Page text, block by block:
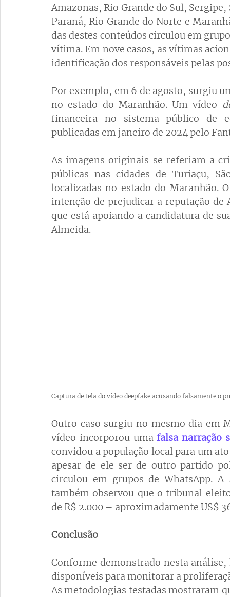
Amazonas, Rio Grande do Sul,
Paraná, Rio Grande do Norte e
das destes conteúdos circulou em
vítima. Em nove casos, as vítimas
identificação dos responsáveis pelas
Por exemplo, em 6 de agosto, surgiu
no estado do Maranhão. Um vídeo
financeira no sistema público de
publicadas em janeiro de 2024 pelo
As imagens originais se referiam a
públicas nas cidades de Turiaçu,
localizadas no estado do Maranhão.
intenção de prejudicar a reputação
que está apoiando a candidatura de
Almeida.
Captura de tela do vídeo deepfake acusando falsamente o
Outro caso surgiu no mesmo dia em
vídeo incorporou uma falsa narração
convidou a população local para um
apesar de ele ser de outro partido
circulou em grupos de WhatsApp.
também observou que o tribunal
de R$ 2.000 – aproximadamente US$
Conclusão
Conforme demonstrado nesta
disponíveis para monitorar a
As metodologias testadas mostraram